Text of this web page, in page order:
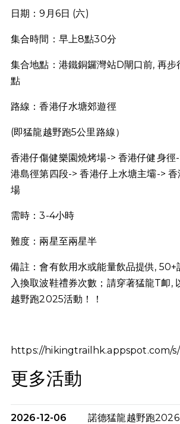
日期：9月6日 (六)
集合時間：早上8點30分
集合地點：港鐵銅鑼灣站D閘口前, 再步
點
路線：香港仔水塘郊遊徑
(即猛龍越野跑5公里路線）
香港仔傷健樂園燒烤場-> 香港仔健身徑
港島徑第四段-> 香港仔上水塘主壩->
場
需時：3-4小時
難度：兩星至兩星半
備註：會有飲用水或能量飲品提供, 50+
入換取波鞋禮券次數；請穿著猛龍T卹,
越野跑2025活動！！
https://hikingtrailhk.appspot.com/
更多活動
2026-12-06 諾德猛龍越野跑2026